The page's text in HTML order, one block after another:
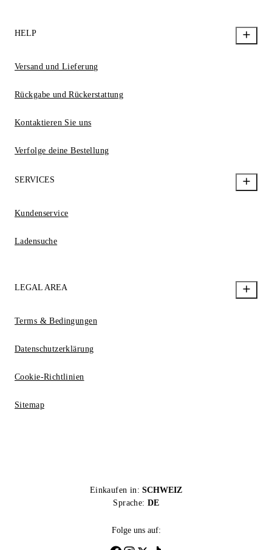
HELP
Versand und Lieferung
Rückgabe und Rückerstattung
Kontaktieren Sie uns
Verfolge deine Bestellung
SERVICES
Kundenservice
Ladensuche
LEGAL AREA
Terms & Bedingungen
Datenschutzerklärung
Cookie-Richtlinien
Sitemap
Einkaufen in: SCHWEIZ
Sprache: DE
Folge uns auf: